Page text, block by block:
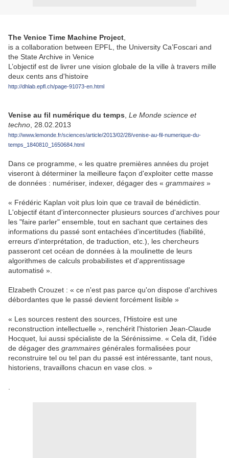
The Venice Time Machine Project
is a collaboration between EPFL, the University Ca’Foscari and
the State Archive in Venice
L’objectif est de livrer une vision globale de la ville à travers mille
deux cents ans d'histoire
http://dhlab.epfl.ch/page-91073-en.html
Venise au fil numérique du temps Le Monde science et
techno , 28.02.2013
http://www.lemonde.fr/sciences/article/2013/02/28/venise-au-fil-numerique-du-
temps_1840810_1650684.html
Dans ce programme, « les quatre premières années du projet
viseront à déterminer la meilleure façon d'exploiter cette masse
de données : numériser, indexer, dégager des « grammaires »
« Frédéric Kaplan voit plus loin que ce travail de bénédictin.
L'objectif étant d'interconnecter plusieurs sources d'archives pour
les "faire parler" ensemble, tout en sachant que certaines des
informations du passé sont entachées d'incertitudes (fiabilité,
erreurs d'interprétation, de traduction, etc.), les chercheurs
passeront cet océan de données à la moulinette de leurs
algorithmes de calculs probabilistes et d'apprentissage
automatisé ».
Elzabeth Crouzet : « ce n'est pas parce qu'on dispose d'archives
débordantes que le passé devient forcément lisible »
« Les sources restent des sources, l'Histoire est une
reconstruction intellectuelle », renchérit l'historien Jean-Claude
Hocquet, lui aussi spécialiste de la Sérénissime. « Cela dit, l'idée
de dégager des grammaires générales formalisées pour
reconstruire tel ou tel pan du passé est intéressante, tant nous,
historiens, travaillons chacun en vase clos. »